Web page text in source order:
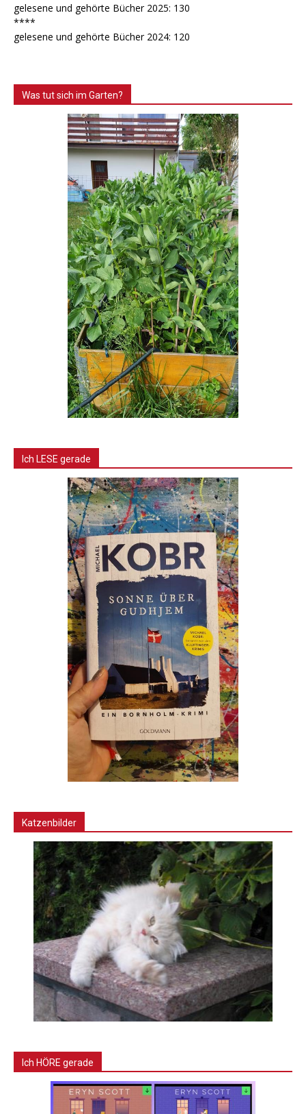
gelesene und gehörte Bücher 2025: 130
****
gelesene und gehörte Bücher 2024: 120
Was tut sich im Garten?
Ich LESE gerade
Katzenbilder
Ich HÖRE gerade